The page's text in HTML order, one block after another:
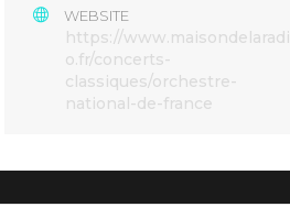
WEBSITE
https://www.maisondelaradi
o.fr/concerts-
classiques/orchestre-
national-de-france